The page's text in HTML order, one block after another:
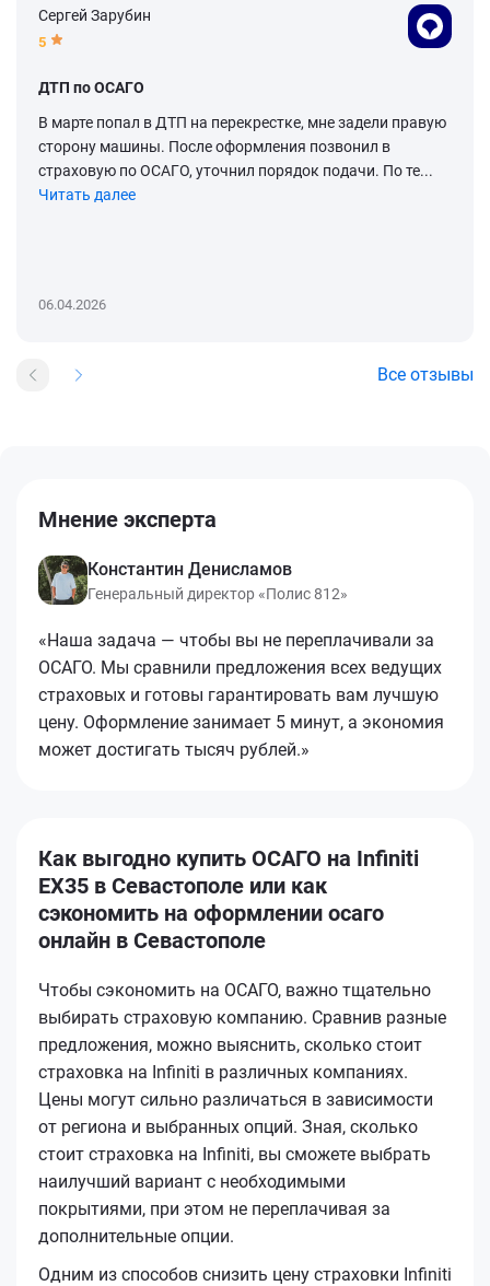
Сергей Зарубин
5
ДТП по ОСАГО
В марте попал в ДТП на перекрестке, мне задели правую
сторону машины. После оформления позвонил в
страховую по ОСАГО, уточнил порядок подачи. По те...
Читать далее
06.04.2026
Все отзывы
Мнение эксперта
Константин Денисламов
Генеральный директор «Полис 812»
«Наша задача — чтобы вы не переплачивали за
ОСАГО. Мы сравнили предложения всех ведущих
страховых и готовы гарантировать вам лучшую
цену. Оформление занимает 5 минут, а экономия
может достигать тысяч рублей.»
Как выгодно купить ОСАГО на Infiniti
EX35 в Севастополе или как
сэкономить на оформлении осаго
онлайн в Севастополе
Чтобы сэкономить на ОСАГО, важно тщательно
выбирать страховую компанию. Сравнив разные
предложения, можно выяснить, сколько стоит
страховка на Infiniti в различных компаниях.
Цены могут сильно различаться в зависимости
от региона и выбранных опций. Зная, сколько
стоит страховка на Infiniti, вы сможете выбрать
наилучший вариант с необходимыми
покрытиями, при этом не переплачивая за
дополнительные опции.
Одним из способов снизить цену страховки Infiniti